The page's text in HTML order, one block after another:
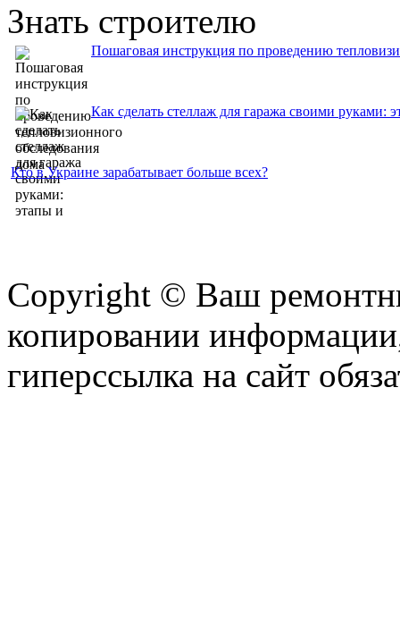
Знать строителю
Пошаговая инструкция по проведению
Как сделать стеллаж для гаража своими руками:
Кто в Украине зарабатывает больше всех?
Copyright © Ваш
копировании
гиперссылка на сайт